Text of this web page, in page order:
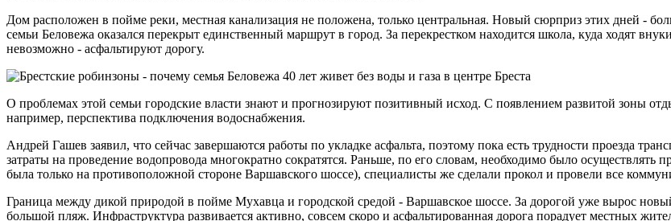
Дом расположен в пойме реки, местная канализация не положена, только центральная. Новый сюрприз этих дней -
семьи Беловежа оказался перекрыт единственный маршрут в город. За перекрестком находится школа, куда ходят
невозможно - асфальтируют дорогу.
О проблемах этой семьи городские власти знают и прогнозируют позитивный исход. С появлением развитой зоны
например, перспектива подключения водоснабжения.
Андрей Гашев заявил, что сейчас завершаются работы по укладке асфальта, поэтому пока есть трудности проезда
затраты на проведение водопровода многократно сократятся. Раньше, по его словам, необходимо было осуществлять
была только на противоположной стороне Варшавского шоссе), специалисты же сделали прокол и провели все
Граница между дикой природой в пойме Мухавца и городской средой - Варшавское шоссе. За дорогой уже вырос
большой пляж. Инфраструктура развивается активно, совсем скоро и асфальтированная дорога порадует местных